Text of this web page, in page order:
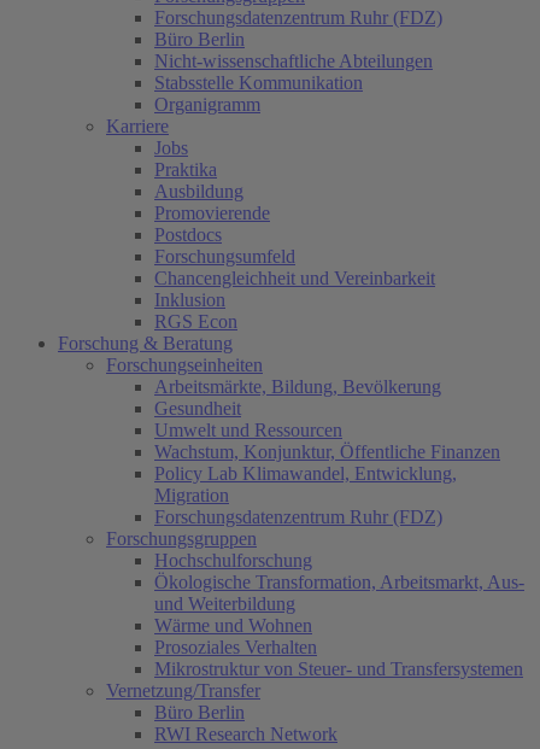
Forschungsdatenzentrum Ruhr (FDZ)
Büro Berlin
Nicht-wissenschaftliche Abteilungen
Stabsstelle Kommunikation
Organigramm
Karriere
Jobs
Praktika
Ausbildung
Promovierende
Postdocs
Forschungsumfeld
Chancengleichheit und Vereinbarkeit
Inklusion
RGS Econ
Forschung & Beratung
Forschungseinheiten
Arbeitsmärkte, Bildung, Bevölkerung
Gesundheit
Umwelt und Ressourcen
Wachstum, Konjunktur, Öffentliche Finanzen
Policy Lab Klimawandel, Entwicklung,
Migration
Forschungsdatenzentrum Ruhr (FDZ)
Forschungsgruppen
Hochschulforschung
Ökologische Transformation, Arbeitsmarkt, Aus-
und Weiterbildung
Wärme und Wohnen
Prosoziales Verhalten
Mikrostruktur von Steuer- und Transfersystemen
Vernetzung/Transfer
Büro Berlin
RWI Research Network